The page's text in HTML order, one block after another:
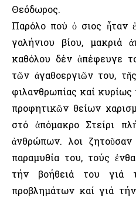
Θεόδωρος.
Παρόλο πού ὁ Ὅσιος ἦταν
γαλήνιου βίου, μακριά
καθόλου δέν ἀπέφευγε
τῶν ἀγαθοεργιῶν του,
φιλανθρωπίας καί
προφητικῶν θείων
στό ἀπόμακρο Στείρι
ἀνθρώπων. Ὅλοι
παραμυθία του, τούς
τήν βοήθειά του γιά
προβλημάτων καί γιά